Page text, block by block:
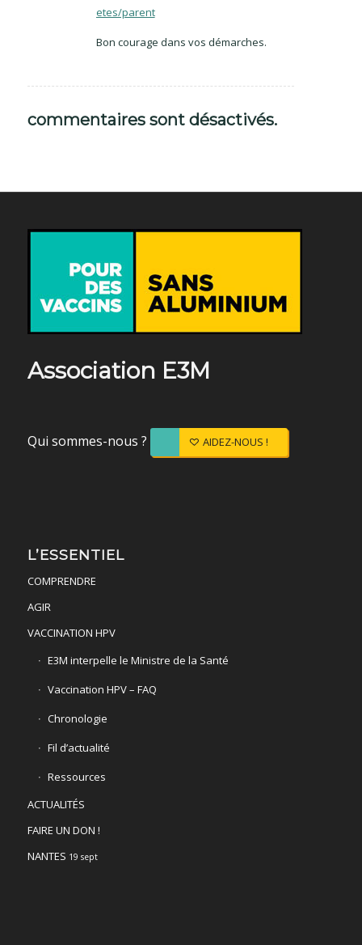
etes/parent
Bon courage dans vos démarches.
commentaires sont désactivés.
Association E3M
Qui sommes-nous ? AIDEZ-NOUS !
L’ESSENTIEL
COMPRENDRE
AGIR
VACCINATION HPV
E3M interpelle le Ministre de la Santé
Vaccination HPV – FAQ
Chronologie
Fil d’actualité
Ressources
ACTUALITÉS
FAIRE UN DON !
NANTES 19 sept